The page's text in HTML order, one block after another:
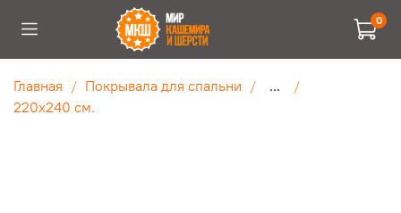
0
Главная Покрывала для спальни
...
220х240 см.